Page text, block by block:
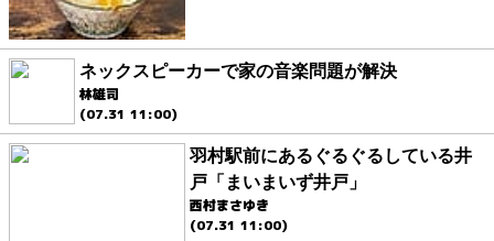
ネックスピーカーで家の音楽問題が解決
林雄司
(07.31 11:00)
羽村駅前にあるぐるぐるしている井
戸「まいまいず井戸」
西村まさゆき
(07.31 11:00)